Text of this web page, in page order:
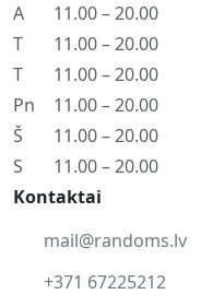
A
11.00 – 20.00
T
11.00 – 20.00
T
11.00 – 20.00
Pn
11.00 – 20.00
Š
11.00 – 20.00
S
11.00 – 20.00
Kontaktai
mail@randoms.lv
+371 67225212